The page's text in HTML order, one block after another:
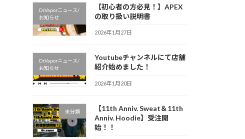
Dr.Vaporニュース/
お知らせ
【初心者の方必見！】APEX
の取り扱い説明書
2026年1月27日
Dr.Vaporニュース/
お知らせ
Youtubeチャンネルにて店舗
紹介始めました！
2026年1月20日
未分類
【11th Anniv. Sweat＆11th
Anniv. Hoodie】受注開
始！！